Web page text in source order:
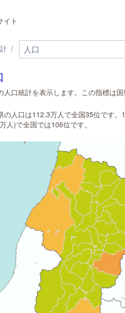
イト
人口統計を表示します。この指標は
の人口は112.3万人で全国35位です
人)で全国では106位です。